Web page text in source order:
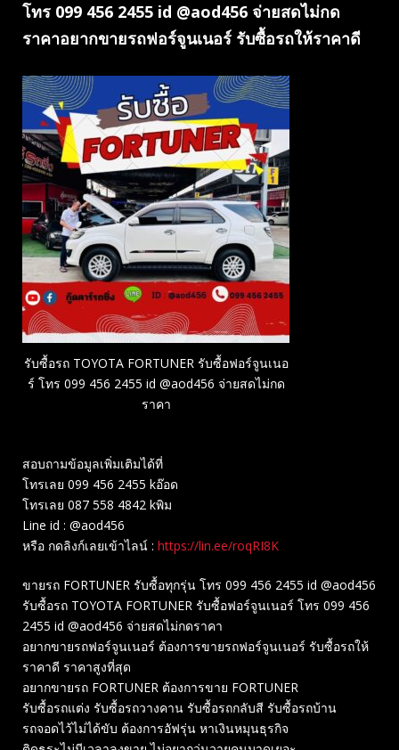
โทร 099 456 2455 id @aod456 จ่ายสดไม่กด
ราคาอยากขายรถฟอร์จูนเนอร์ รับซื้อรถให้ราคาดี
รับซื้อรถ TOYOTA FORTUNER รับซื้อฟอร์จูนเนอ
ร์ โทร 099 456 2455 id @aod456 จ่ายสดไม่กด
ราคา
สอบถามข้อมูลเพิ่มเติมได้ที่
โทรเลย 099 456 2455 kอ๊อด
โทรเลย 087 558 4842 kพิม
Line id : @aod456
หรือ กดลิงก์เลยเข้าไลน์ : https://lin.ee/roqRI8K
ขายรถ FORTUNER รับซื้อทุกรุ่น โทร 099 456 2455 id @aod456
รับซื้อรถ TOYOTA FORTUNER รับซื้อฟอร์จูนเนอร์ โทร 099 456
2455 id @aod456 จ่ายสดไม่กดราคา
อยากขายรถฟอร์จูนเนอร์ ต้องการขายรถฟอร์จูนเนอร์ รับซื้อรถให้
ราคาดี ราคาสูงที่สุด
อยากขายรถ FORTUNER ต้องการขาย FORTUNER
รับซื้อรถแต่ง รับซื้อรถวางคาน รับซื้อรถกลับสี รับซื้อรถบ้าน
รถจอดไว้ไม่ได้ขับ ต้องการอัฟรุ่น หาเงินหมุนธุรกิจ